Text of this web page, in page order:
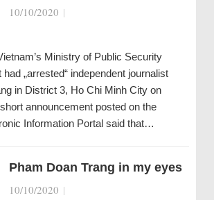
10/10/2020 |
Ministry of Public Security
„arrested“ independent journalist
in District 3, Ho Chi Minh City on
announcement posted on the
Information Portal said that…
Pham Doan Trang in my eyes
10/10/2020 |